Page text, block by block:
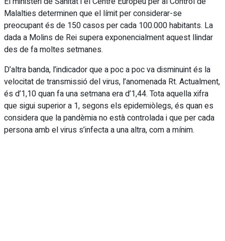
Malalties determinen que el límit per considerar-se
preocupant és de 150 casos per cada 100.000 habitants. La
dada a Molins de Rei supera exponencialment aquest llindar
des de fa moltes setmanes.
D’altra banda, l’indicador que a poc a poc va disminuint és la
velocitat de transmissió del virus, l’anomenada Rt. Actualment,
és d’1,10 quan fa una setmana era d’1,44. Tota aquella xifra
que sigui superior a 1, segons els epidemiòlegs, és quan es
considera que la pandèmia no està controlada i que per cada
persona amb el virus s’infecta a una altra, com a mínim.